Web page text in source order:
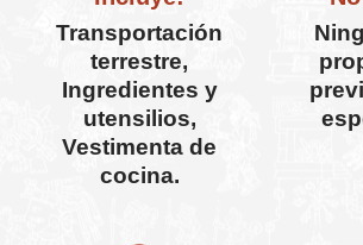
Transportación
terrestre,
Ingredientes y
utensilios,
Vestimenta de
cocina.